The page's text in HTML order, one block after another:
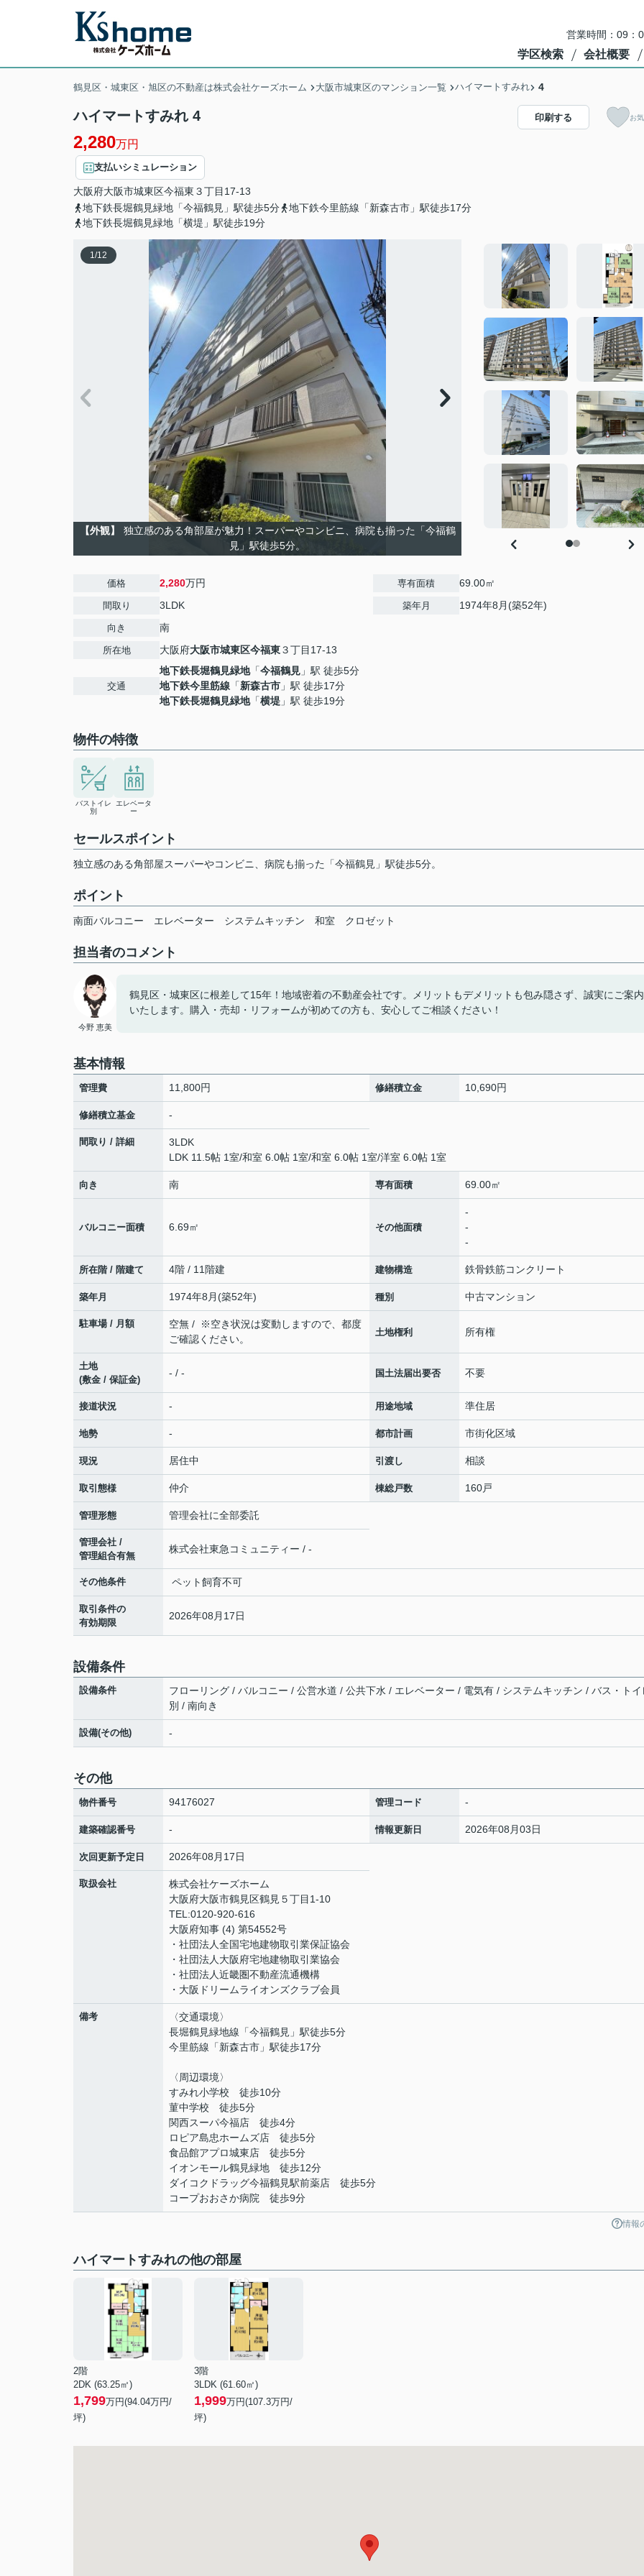
営業時間：09：
学区検索 会社概要
鶴見区・城東区・旭区の不動産は株式会社ケーズホーム 大阪市城東区のマンション一覧 ハイマートすみれ 4
ハイマートすみれ 4
2,280万円
支払いシミュレーション
大阪府大阪市城東区今福東 ３丁目17-13
地下鉄長堀鶴見緑地「今福鶴見」駅徒歩5分
地下鉄今里筋線「新森古市」駅徒歩17分
地下鉄長堀鶴見緑地「横堤」駅徒歩19分
印刷する お
1/12
【外観】
独立感のある角部屋が魅力！スーパーやコンビニ、病院も揃った「今福鶴
見」駅徒歩5分。
価格 2,280万円
間取り 3LDK
向き 南
所在地 大阪府大阪市城東区今福東３丁目17-13
交通
地下鉄長堀鶴見緑地「今福鶴見 」駅 徒歩5分
地下鉄今里筋線 「新森古市 」駅 徒歩17分
地下鉄長堀鶴見緑地「横堤 」駅 徒歩19分
専有面積 69.00㎡
築年月 1974年8月(築52年)
物件の特徴
バストイレ
別
エレベータ
ー
セールスポイント
独立感のある角部屋スーパーやコンビニ、病院も揃った「今福鶴見」駅徒歩5分。
ポイント
南面バルコニー エレベーター システムキッチン 和室 クロゼット
担当者のコメント
今野 恵美
鶴見区・城東区に根差して15年！地域密着の不動産会社です。メリットもデメリットも包み隠さず、誠実にご案内
いたします。購入・売却・リフォームが初めての方も、安心してご相談ください！
基本情報
管理費 11,800円 修繕積立金 10,690円
修繕積立基金 -
間取り / 詳細
3LDK
LDK 11.5帖 1室/和室 6.0帖 1室/和室 6.0帖 1室/洋室 6.0帖 1室
向き 南 専有面積 69.00㎡
バルコニー面積 6.69㎡ その他面積
-
-
-
所在階 / 階建て 4階 / 11階建 建物構造 鉄骨鉄筋コンクリート
築年月 1974年8月(築52年) 種別 中古マンション
駐車場 / 月額
空無 / ※空き状況は変動しますので、都度
ご確認ください。
土地権利 所有権
土地
(敷金 / 保証金)
- / - 国土法届出要否 不要
接道状況 - 用途地域 準住居
地勢 - 都市計画 市街化区域
現況 居住中 引渡し 相談
取引態様 仲介 棟総戸数 160戸
管理形態 管理会社に全部委託
管理会社 /
管理組合有無
株式会社東急コミュニティー / -
その他条件 ペット飼育不可
取引条件の
有効期限
2026年08月17日
設備条件
設備条件
フローリング / バルコニー / 公営水道 / 公共下水 / エレベーター / 電気有 / システムキッチン / バス・トイ
別 / 南向き
設備(その他) -
その他
物件番号 94176027 管理コード -
建築確認番号 - 情報更新日 2026年08月03日
次回更新予定日 2026年08月17日
取扱会社
株式会社ケーズホーム
大阪府大阪市鶴見区鶴見５丁目1-10
TEL:0120-920-616
大阪府知事 (4) 第54552号
・社団法人全国宅地建物取引業保証協会
・社団法人大阪府宅地建物取引業協会
・社団法人近畿圏不動産流通機構
・大阪ドリームライオンズクラブ会員
備考
〈交通環境〉
長堀鶴見緑地線「今福鶴見」駅徒歩5分
今里筋線「新森古市」駅徒歩17分
〈周辺環境〉
すみれ小学校 徒歩10分
菫中学校 徒歩5分
関西スーパ今福店 徒歩4分
ロピア島忠ホームズ店 徒歩5分
食品館アプロ城東店 徒歩5分
イオンモール鶴見緑地 徒歩12分
ダイコクドラッグ今福鶴見駅前薬店 徒歩5分
コープおおさか病院 徒歩9分
情報
ハイマートすみれの他の部屋
2階
2DK (63.25㎡)
1,799万円(94.04万円/
坪)
3階
3LDK (61.60㎡)
1,999万円(107.3万円/
坪)